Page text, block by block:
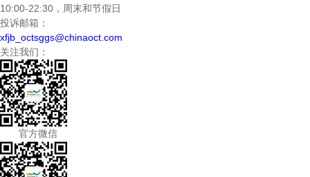
10:00-22:30，周末和节假日
投诉邮箱：
xfjb_octsggs@chinaoct.com
关注我们：
官方微信